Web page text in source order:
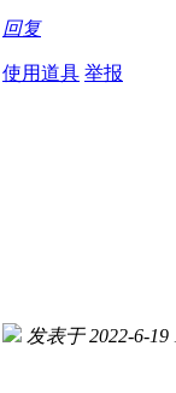
回复
使用道具 举报
发表于 2022-6-19